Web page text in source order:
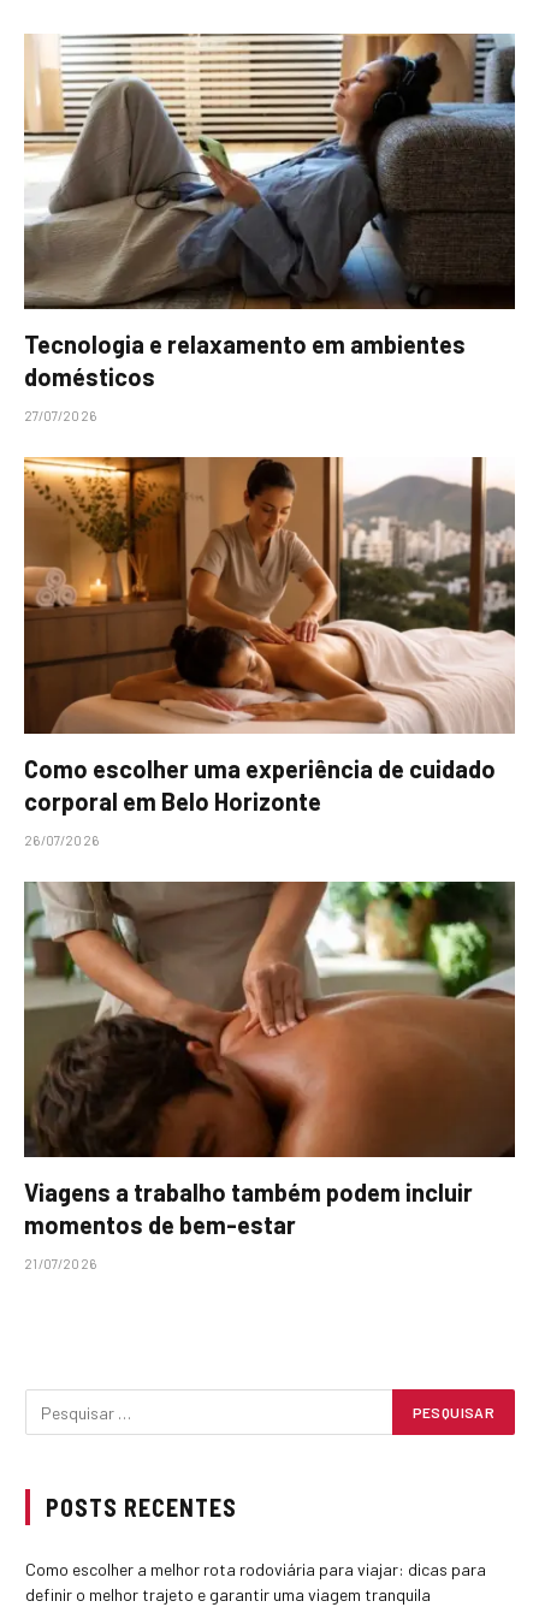
Tecnologia e relaxamento em ambientes
domésticos
27/07/2026
Como escolher uma experiência de cuidado
corporal em Belo Horizonte
26/07/2026
Viagens a trabalho também podem incluir
momentos de bem-estar
21/07/2026
POSTS RECENTES
Como escolher a melhor rota rodoviária para viajar: dicas para
definir o melhor trajeto e garantir uma viagem tranquila